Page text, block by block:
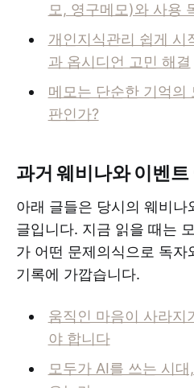
모, 영구메모)와 사용
개인지식관리 쉽게 시
과 옵시디언 고민 해결
메모는 단순한 기억의
판인가?
과거 웨비나와 이벤
아래 글들은 당시의 웨비나
글입니다. 지금 읽을 때는
가 어떤 문제의식으로 독자
기록에 가깝습니다.
움직인 마음이 사라지
야 합니다
모두가 AI를 쓰는 시